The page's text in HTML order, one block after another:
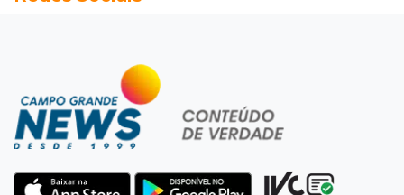
Pagará indenização
Homem que atacou ex com motosserra na
frente da filha é condenado
Rodamos 1.000 km com o Basalt; veja onde